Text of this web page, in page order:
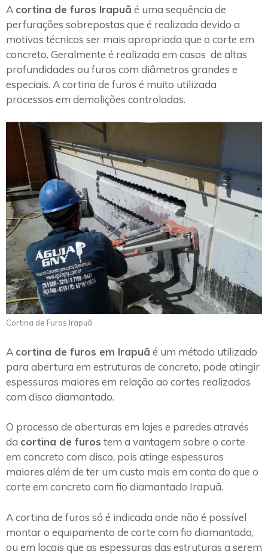
A cortina de furos Irapuã é uma sequência de
perfurações sobrepostas que é realizada devido a
motivos técnicos ser mais apropriada que o corte em
concreto. Geralmente é realizada em casos de altas
profundidades ou furos com diâmetros grandes e
especiais. A cortina de furos é muito utilizada
processos em demolições controladas.
Cortina de Furos Irapuã
A cortina de furos em Irapuã é um método utilizado
para abertura em estruturas de concreto, pode atingir
espessuras maiores em relação ao cortes realizados
com disco diamantado.
O processo de aberturas em lajes e paredes através
da cortina de furos tem a vantagem sobre o corte
em concreto com disco, pois atinge espessuras
maiores além de ter um custo mais em conta do que o
corte em concreto com fio diamantado Irapuã.
A cortina de furos só é indicada onde não é possível
montar o equipamento de corte com fio diamantado,
ou em locais que as espessuras das estruturas a serem